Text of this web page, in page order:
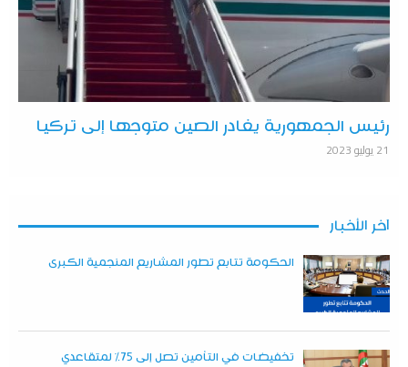
رئيس الجمهورية يغادر الصين متوجها إلى تركيا
21 يوليو 2023
آخر الأخبار
الحكومة تتابع تطور المشاريع المنجمية الكبرى
تخفيضات في التأمين تصل إلى 75% لمتقاعدي